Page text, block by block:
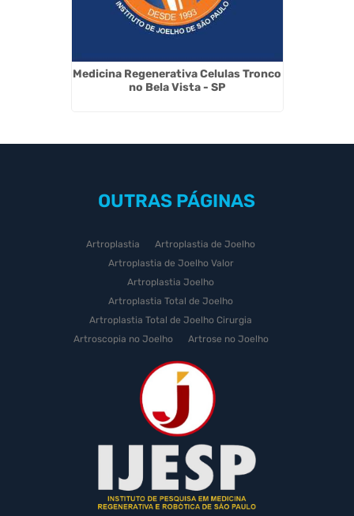
Medicina Regenerativa Celulas Tronco
no Bela Vista - SP
OUTRAS PÁGINAS
Artroplastia
Artroplastia de Joelho
Artroplastia de Joelho Valor
Artroplastia Joelho
Artroplastia Total de Joelho
Artroplastia Total de Joelho Cirurgia
Artroscopia no Joelho
Artrose no Joelho
Artrose no Joelho Cirurgia
Artrose no Joelho Tratamento
Celulas Tronco Joelho
Celula Tronco Esporte
Cirurgia Artroplastia de Joelho
Cirurgia Artroplastia Joelho
Cirurgia Artrose Joelho Preço
Cirurgia de Artroscopia no Joelho
Cirurgia de Cartilagem do Joelho